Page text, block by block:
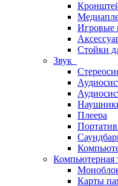
Игровые
Стойки
Звук
Плеера
Компьютерная
Карты